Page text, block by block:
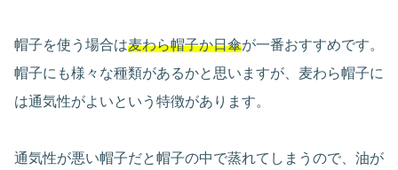
帽子を使う場合は麦わら帽子か日傘が一番おすすめです。
帽子にも様々な種類があるかと思いますが、麦わら帽子に
は通気性がよいという特徴があります。
通気性が悪い帽子だと帽子の中で蒸れてしまうので、油が